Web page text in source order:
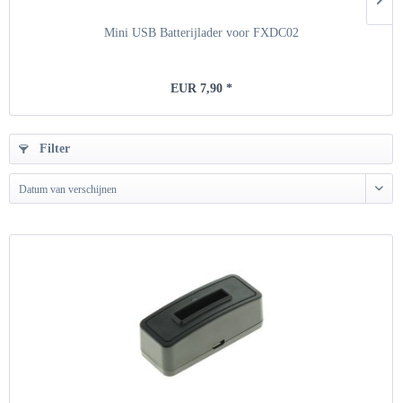
Mini USB Batterijlader voor FXDC02
EUR 7,90 *
Filter
Datum van verschijnen